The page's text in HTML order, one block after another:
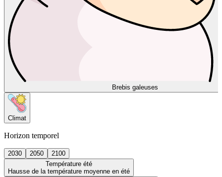
Brebis galeuses
Climat
Horizon temporel
2030 2050
2100
Température été
Hausse de la température moyenne en été